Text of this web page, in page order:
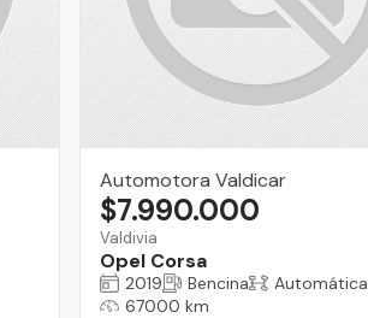
Automotora Valdicar
Valdivia
Opel Corsa
$7.990.000
2019 Bencina
Automática
67000 km